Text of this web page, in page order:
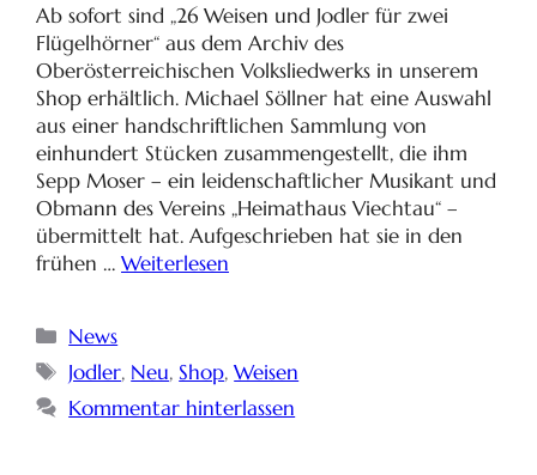
Ab sofort sind „26 Weisen und Jodler für zwei
Flügelhörner“ aus dem Archiv des
Oberösterreichischen Volksliedwerks in unserem
Shop erhältlich. Michael Söllner hat eine Auswahl
aus einer handschriftlichen Sammlung von
einhundert Stücken zusammengestellt, die ihm
Sepp Moser – ein leidenschaftlicher Musikant und
Obmann des Vereins „Heimathaus Viechtau“ –
übermittelt hat. Aufgeschrieben hat sie in den
frühen … Weiterlesen
News
Jodler, Neu, Shop,Weisen
Kommentar hinterlassen